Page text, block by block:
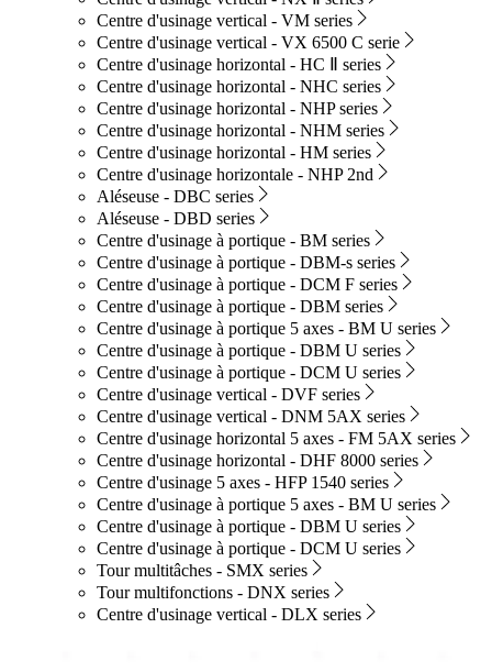
Centre d'usinage vertical - VM series
Centre d'usinage vertical - VX 6500 C serie
Centre d'usinage horizontal - HC Ⅱ series
Centre d'usinage horizontal - NHC series
Centre d'usinage horizontal - NHP series
Centre d'usinage horizontal - NHM series
Centre d'usinage horizontal - HM series
Centre d'usinage horizontale - NHP 2nd
Aléseuse - DBC series
Aléseuse - DBD series
Centre d'usinage à portique - BM series
Centre d'usinage à portique - DBM-s series
Centre d'usinage à portique - DCM F series
Centre d'usinage à portique - DBM series
Centre d'usinage à portique 5 axes - BM U series
Centre d'usinage à portique - DBM U series
Centre d'usinage à portique - DCM U series
Centre d'usinage vertical - DVF series
Centre d'usinage vertical - DNM 5AX series
Centre d'usinage horizontal 5 axes - FM 5AX series
Centre d'usinage horizontal - DHF 8000 series
Centre d'usinage 5 axes - HFP 1540 series
Centre d'usinage à portique 5 axes - BM U series
Centre d'usinage à portique - DBM U series
Centre d'usinage à portique - DCM U series
Tour multitâches - SMX series
Tour multifonctions - DNX series
Centre d'usinage vertical - DLX series